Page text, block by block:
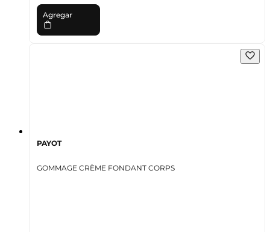
Agregar
PAYOT
GOMMAGE CRÈME FONDANT CORPS